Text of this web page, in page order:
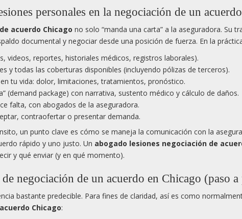
personales en la negociación de un acuerdo
acuerdo Chicago no solo “manda una carta” a la aseguradora. Su
documental y negociar desde una posición de fuerza. En la
videos, reportes, historiales médicos, registros laborales).
y todas las coberturas disponibles (incluyendo pólizas de terceros).
en tu vida: dolor, limitaciones, tratamientos, pronóstico.
(demand package) con narrativa, sustento médico y cálculo de daños.
falta, con abogados de la aseguradora.
contraofertar o presentar demanda.
un punto clave es cómo se maneja la comunicación con la
rápido y uno justo. Un abogado lesiones negociación de
y qué enviar (y en qué momento).
negociación de un acuerdo en Chicago (paso a
bastante predecible. Para fines de claridad, así es como
Chicago: